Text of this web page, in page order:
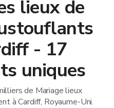
lieux de
- 17
uniques
de Mariage lieux
à Cardiff, Royaume-Uni.